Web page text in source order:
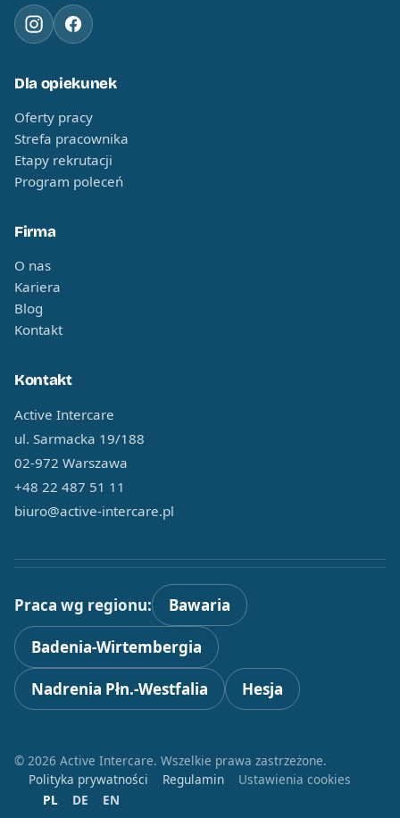
Dla opiekunek
Oferty pracy
Strefa pracownika
Etapy rekrutacji
Program poleceń
Firma
O nas
Kariera
Blog
Kontakt
Kontakt
Active Intercare
ul. Sarmacka 19/188
02-972 Warszawa
+48 22 487 51 11
biuro@active-intercare.pl
Praca wg regionu: Bawaria
Badenia-Wirtembergia
Nadrenia Płn.-Westfalia Hesja
© 2026 Active Intercare. Wszelkie prawa zastrzeżone.
Polityka prywatności
Regulamin
Ustawienia cookies
PL
DE EN